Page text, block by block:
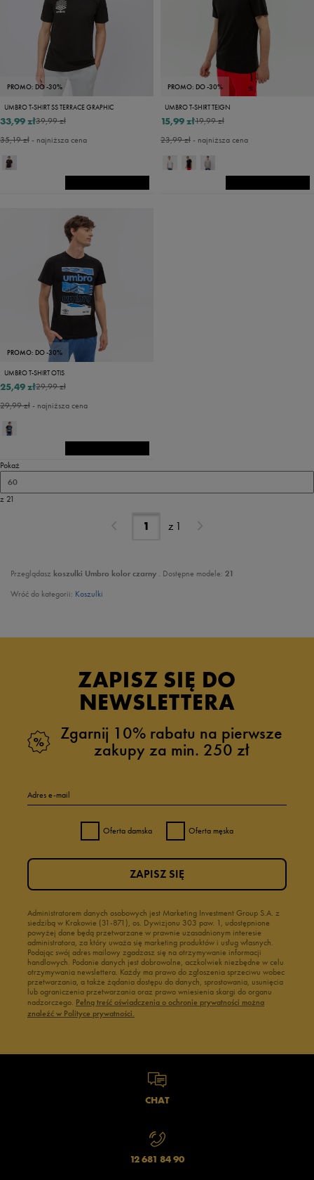
PROMO: DO -30%
UMBRO T-SHIRT SS TERRACE GRAPHIC
39,99 zł
33,99 zł
35,19 zł- najniższa cena
PROMO: DO -30%
UMBRO T-SHIRT TEIGN
19,99 zł
15,99 zł
23,99 zł- najniższa cena
PROMO: DO -30%
UMBRO T-SHIRT OTIS
29,99 zł
25,49 zł
29,99 zł- najniższa cena
Pokaż
60
z 21
z 1
Przeglądasz koszulki Umbro kolor czarny . Dostępne modele: 21
Wróć do kategorii: Koszulki
ZAPISZ SIĘ DO
NEWSLETTERA
Zgarnij 10% rabatu na pierwsze
zakupy za min. 250 zł
Adres e-mail
Oferta damska Oferta męska
Administratorem danych osobowych jest Marketing Investment Group S.A. z
siedzibą w Krakowie (31-871), os. Dywizjonu 303 paw. 1, udostępnione
powyżej dane będą przetwarzane w prawnie uzasadnionym interesie
administratora, za który uważa się marketing produktów i usług własnych.
Podając swój adres mailowy zgadzasz się na otrzymywanie informacji
handlowych. Podanie danych jest dobrowolne, aczkolwiek niezbędne w celu
otrzymywania newslettera. Każdy ma prawo do zgłoszenia sprzeciwu wobec
przetwarzania, a także żądania dostępu do danych, sprostowania, usunięcia
lub ograniczenia przetwarzania oraz prawo wniesienia skargi do organu
nadzorczego. Pełną treść oświadczenia o ochronie prywatności można
znaleźć w Polityce prywatności.
ZAPISZ SIĘ
CHAT
12 681 84 90